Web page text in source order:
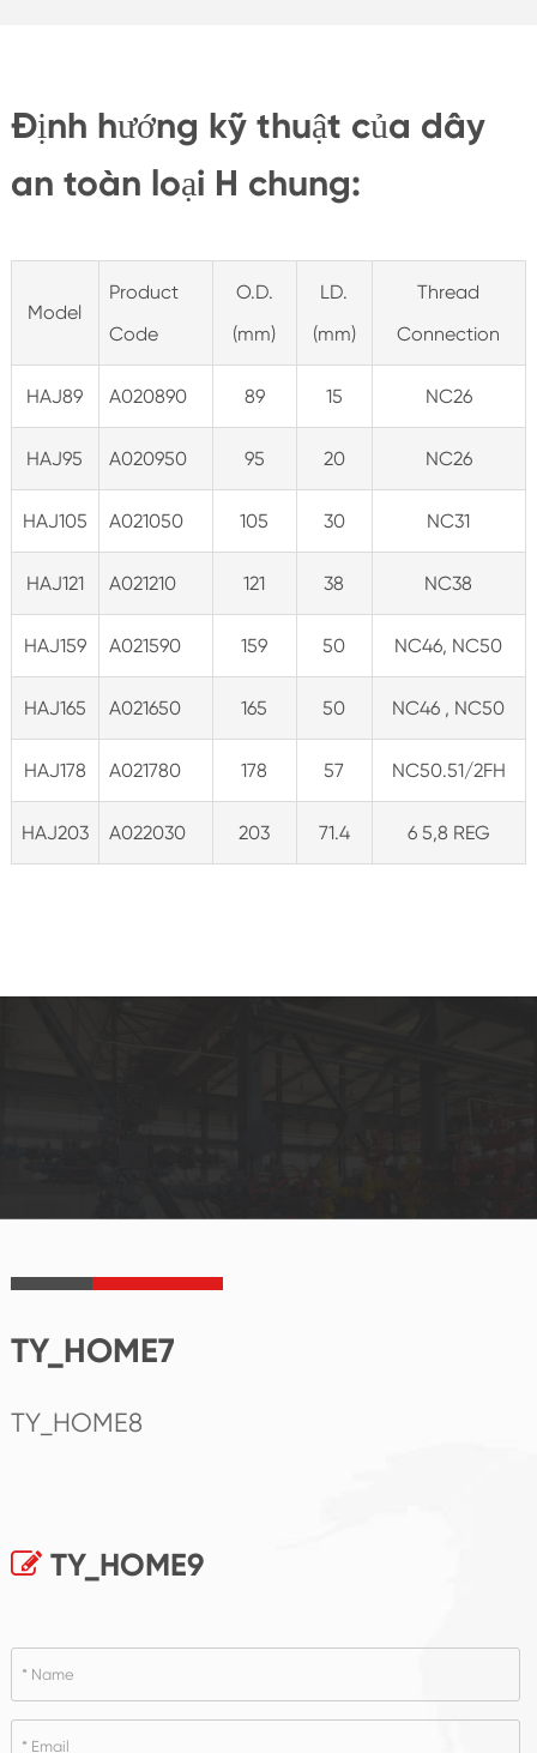
Định hướng kỹ thuật của dây
an toàn loại H chung:
Model
Product
Code
O.D.
(mm)
LD.
(mm)
Thread
Connection
HAJ89 A020890 89 15 NC26
HAJ95 A020950 95 20 NC26
HAJ105 A021050 105 30 NC31
HAJ121 A021210 121 38 NC38
HAJ159 A021590 159 50 NC46, NC50
HAJ165 A021650 165 50 NC46 , NC50
HAJ178 A021780 178 57 NC50.51/2FH
HAJ203 A022030 203 71.4 6 5,8 REG
TY_HOME7
TY_HOME8
TY_HOME9